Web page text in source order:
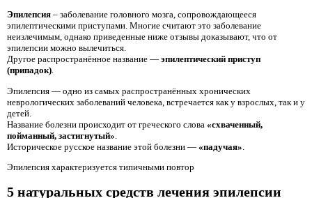
Эпилепсия – заболевание головного мозга, сопровождающееся
эпилептическими приступами. Многие считают это заболевание
неизлечимым, однако приведенные ниже отзывы доказывают, что от
эпилепсии можно вылечиться.
Другое распространённое название — эпилептический приступ
(припадок).
Эпилепсия — одно из самых распространённых хронических
неврологических заболеваний человека, встречается как у взрослых, так и у
детей.
Название болезни происходит от греческого слова «схваченный,
пойманный, застигнутый»
Историческое русское название этой болезни — «падучая»
Эпилепсия характеризуется типичными повтор
5 натуральных средств лечения эпилепсии